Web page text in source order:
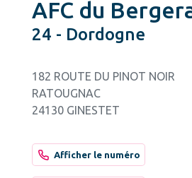
AFC du
24 - Dordogne
182 ROUTE DU PINOT NOIR
RATOUGNAC
24130 GINESTET
Afficher le numéro